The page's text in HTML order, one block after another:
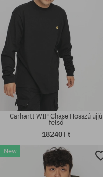
Elérhető méretek:
M; L; XL; XXL
Carhartt WIP Chase Hosszú ujjú
felső
18240 Ft
New